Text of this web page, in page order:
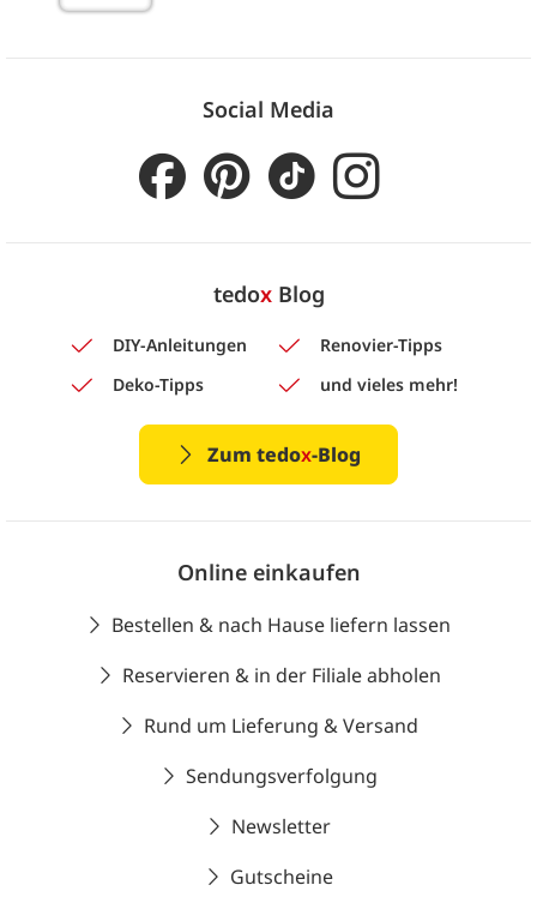
Social Media
tedoxBlog
DIY-Anleitungen
Renovier-Tipps
Deko-Tipps
und vieles mehr!
Zum tedox-Blog
Online einkaufen
Bestellen & nach Hause liefern lassen
Reservieren & in der Filiale abholen
Rund um Lieferung & Versand
Sendungsverfolgung
Newsletter
Gutscheine